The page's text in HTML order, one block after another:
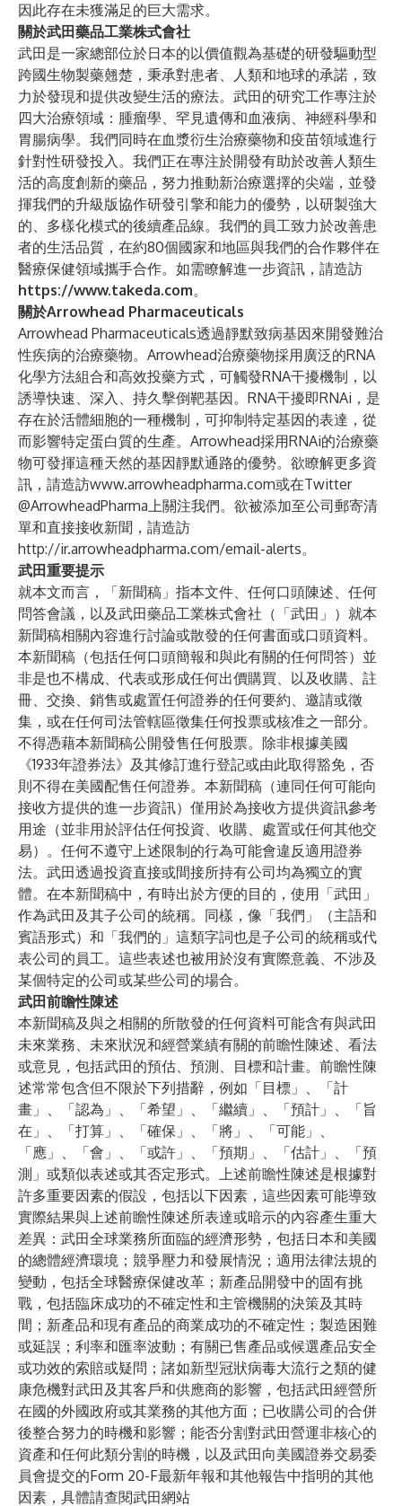
因此存在未獲滿足的巨大需求。
關於武田藥品工業株式會社
武田是一家總部位於日本的以價值觀為基礎的研發驅動型
跨國生物製藥翹楚，秉承對患者、人類和地球的承諾，致
力於發現和提供改變生活的療法。武田的研究工作專注於
四大治療領域：腫瘤學、罕見遺傳和血液病、神經科學和
胃腸病學。我們同時在血漿衍生治療藥物和疫苗領域進行
針對性研發投入。我們正在專注於開發有助於改善人類生
活的高度創新的藥品，努力推動新治療選擇的尖端，並發
揮我們的升級版協作研發引擎和能力的優勢，以研製強大
的、多樣化模式的後續產品線。我們的員工致力於改善患
者的生活品質，在約80個國家和地區與我們的合作夥伴在
醫療保健領域攜手合作。如需瞭解進一步資訊，請造訪
https://www.takeda.com。
關於Arrowhead Pharmaceuticals
Arrowhead Pharmaceuticals透過靜默致病基因來開發難治
性疾病的治療藥物。Arrowhead治療藥物採用廣泛的RNA
化學方法組合和高效投藥方式，可觸發RNA干擾機制，以
誘導快速、深入、持久擊倒靶基因。RNA干擾即RNAi，是
存在於活體細胞的一種機制，可抑制特定基因的表達，從
而影響特定蛋白質的生產。Arrowhead採用RNAi的治療藥
物可發揮這種天然的基因靜默通路的優勢。欲瞭解更多資
訊，請造訪www.arrowheadpharma.com或在Twitter
@ArrowheadPharma上關注我們。欲被添加至公司郵寄清
單和直接接收新聞，請造訪
http://ir.arrowheadpharma.com/email-alerts。
武田重要提示
就本文而言，「新聞稿」指本文件、任何口頭陳述、任何
問答會議，以及武田藥品工業株式會社（「武田」）就本
新聞稿相關內容進行討論或散發的任何書面或口頭資料。
本新聞稿（包括任何口頭簡報和與此有關的任何問答）並
非是也不構成、代表或形成任何出價購買、以及收購、註
冊、交換、銷售或處置任何證券的任何要約、邀請或徵
集，或在任何司法管轄區徵集任何投票或核准之一部分。
不得憑藉本新聞稿公開發售任何股票。除非根據美國
《1933年證券法》及其修訂進行登記或由此取得豁免，否
則不得在美國配售任何證券。本新聞稿（連同任何可能向
接收方提供的進一步資訊）僅用於為接收方提供資訊參考
用途（並非用於評估任何投資、收購、處置或任何其他交
易）。任何不遵守上述限制的行為可能會違反適用證券
法。武田透過投資直接或間接所持有公司均為獨立的實
體。在本新聞稿中，有時出於方便的目的，使用「武田」
作為武田及其子公司的統稱。同樣，像「我們」（主語和
賓語形式）和「我們的」這類字詞也是子公司的統稱或代
表公司的員工。這些表述也被用於沒有實際意義、不涉及
某個特定的公司或某些公司的場合。
武田前瞻性陳述
本新聞稿及與之相關的所散發的任何資料可能含有與武田
未來業務、未來狀況和經營業績有關的前瞻性陳述、看法
或意見，包括武田的預估、預測、目標和計畫。前瞻性陳
述常常包含但不限於下列措辭，例如「目標」、「計
畫」、「認為」、「希望」、「繼續」、「預計」、「旨
在」、「打算」、「確保」、「將」、「可能」、
「應」、「會」、「或許」、「預期」、「估計」、「預
測」或類似表述或其否定形式。上述前瞻性陳述是根據對
許多重要因素的假設，包括以下因素，這些因素可能導致
實際結果與上述前瞻性陳述所表達或暗示的內容產生重大
差異：武田全球業務所面臨的經濟形勢，包括日本和美國
的總體經濟環境；競爭壓力和發展情況；適用法律法規的
變動，包括全球醫療保健改革；新產品開發中的固有挑
戰，包括臨床成功的不確定性和主管機關的決策及其時
間；新產品和現有產品的商業成功的不確定性；製造困難
或延誤；利率和匯率波動；有關已售產品或候選產品安全
或功效的索賠或疑問；諸如新型冠狀病毒大流行之類的健
康危機對武田及其客戶和供應商的影響，包括武田經營所
在國的外國政府或其業務的其他方面；已收購公司的合併
後整合努力的時機和影響；能否分割對武田營運非核心的
資產和任何此類分割的時機，以及武田向美國證券交易委
員會提交的Form 20-F最新年報和其他報告中指明的其他
因素，具體請查閱武田網站